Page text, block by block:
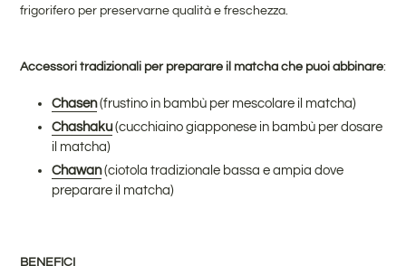
frigorifero per preservarne qualità e freschezza.
Accessori tradizionali per preparare il matcha che puoi abbinare:
Chasen(frustino in bambù per mescolare il matcha)
Chashaku(cucchiaino giapponese in bambù per dosare
il matcha)
Chawan(ciotola tradizionale bassa e ampia dove
preparare il matcha)
BENEFICI